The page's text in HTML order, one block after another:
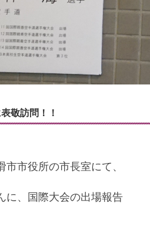
敬訪問！！
市役所の市長室にて、
に、国際大会の出場報告